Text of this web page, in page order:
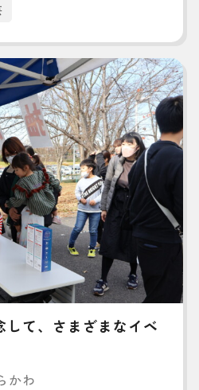
て、さまざまなイベ
かわ